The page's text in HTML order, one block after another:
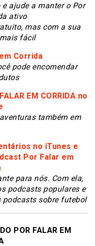
ajude a manter o Por
ativo
mas com a sua
fácil
Corrida
pode encomendar
EM CORRIDA no
também em
no iTunes e
Por Falar em
para nós. Com ela,
podcasts populares e
sobre futebol
POR FALAR EM